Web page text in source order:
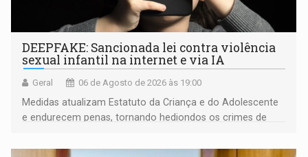
DEEPFAKE: Sancionada lei contra violência
sexual infantil na internet e via IA
Geral 06 de Agosto de 2026 às 19:00
Medidas atualizam Estatuto da Criança e do Adolescente
e endurecem penas, tornando hediondos os crimes de